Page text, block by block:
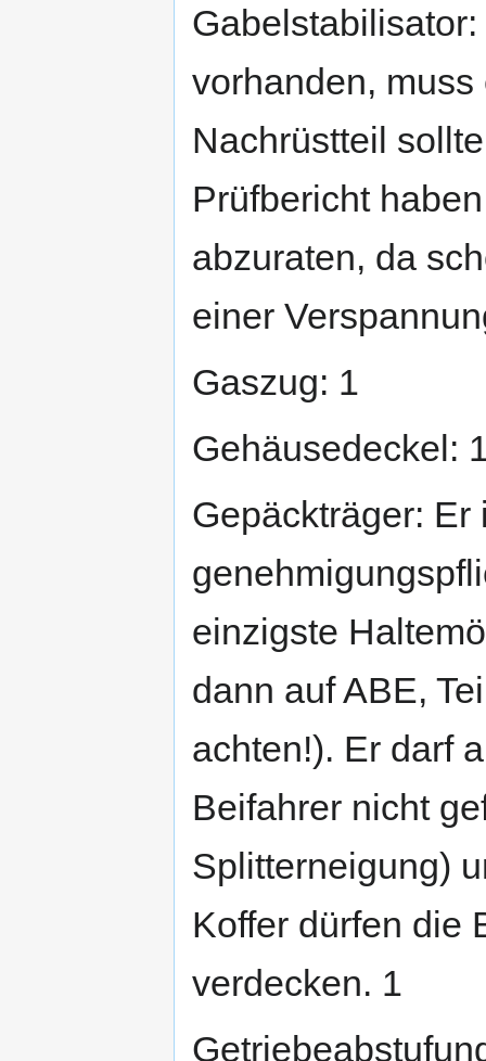
vorhanden,
Nachrüstteil
Prüfbericht
abzuraten, da
einer
Gaszug: 1
Gehäusedeckel:
Gepäckträger: Er
einzigste
dann auf ABE,
achten!). Er darf
Beifahrer nicht
Splitterneigung)
Koffer dürfen die
verdecken. 1